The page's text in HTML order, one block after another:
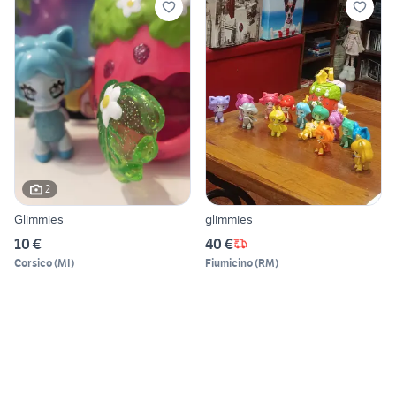
2
Glimmies
10 €
Corsico(MI)
glimmies
40 €
Fiumicino(RM)